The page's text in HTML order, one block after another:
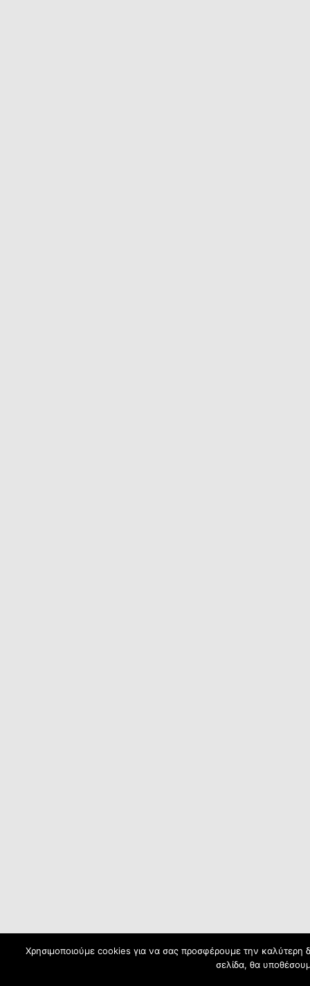
Χρησιμοποιούμε cookies για να σας προσφέρουμε την καλύτερη
σελίδα, θα